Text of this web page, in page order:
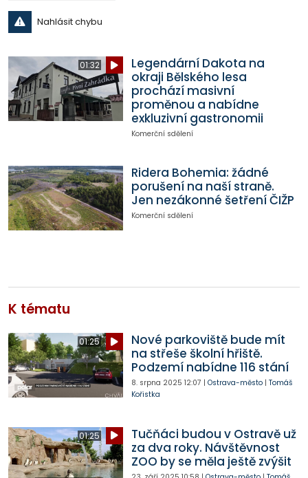
Nahlásit chybu
01:32
Legendární Dakota na
okraji Bělského lesa
prochází masivní
proměnou a nabídne
exkluzivní gastronomii
Komerční sdělení
Ridera Bohemia: žádné
porušení na naší straně.
Jen nezákonné šetření ČIŽP
Komerční sdělení
K tématu
01:25
Nové parkoviště bude mít
na střeše školní hřiště.
Podzemí nabídne 116 stání
8. srpna 2025 12:07 | Ostrava-město| Tomáš
Kořistka
01:25
Tučňáci budou v Ostravě už
za dva roky. Návštěvnost
ZOO by se měla ještě zvýšit